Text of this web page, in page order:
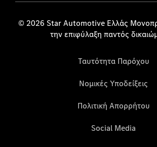
© 2026 Star Automotive Ελλάς
την επιφύλαξη παντός
Ταυτότητα Παρόχου
Νομικές Υποδείξεις
Πολιτική Απορρήτου
Social Media